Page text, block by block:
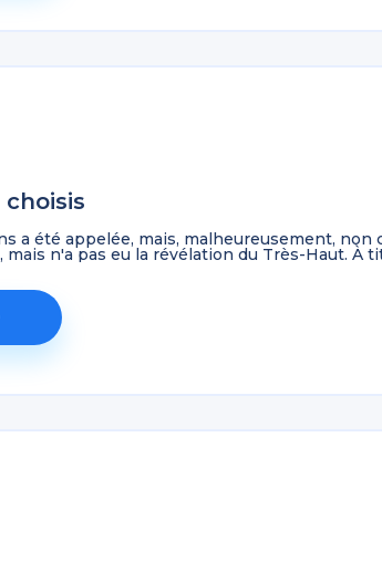
a été appelée, mais, malheureusement, non
n'a pas eu la révélation du Très-Haut. À